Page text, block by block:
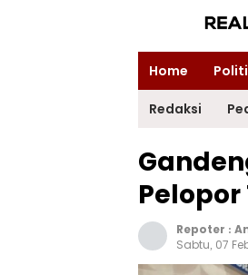
Home
Redaksi
Repoter :
Sabtu, 07